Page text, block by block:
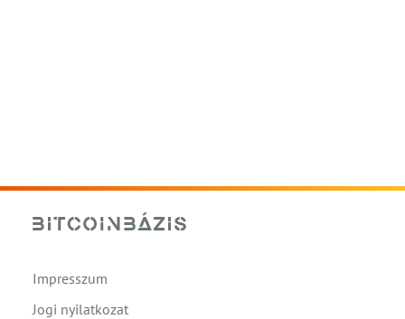
Impresszum
Jogi nyilatkozat